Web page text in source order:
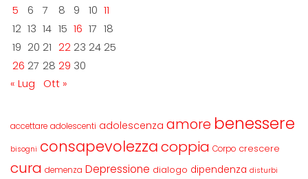
5
6 7 8 9 10 11
12 13 14 15 16 17 18
19 20 21 22 23 24 25
26 27 28 29 30
« Lug
Ott »
accettare adolescenti adolescenza amore benessere
bisogni consapevolezzacoppia Corpo crescere
cura demenza Depressione dialogo dipendenza disturbi